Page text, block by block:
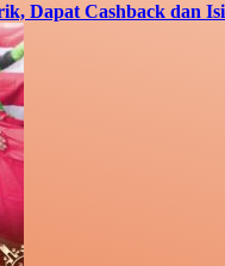
Dapat Cashback dan